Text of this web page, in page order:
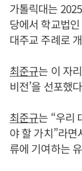
가톨릭대는
당에서 학교법
대주교 주례로
최준규는 이 자
비전’을 선포했
최준규는 “우리
야 할 가치”라면
류에 기여하는